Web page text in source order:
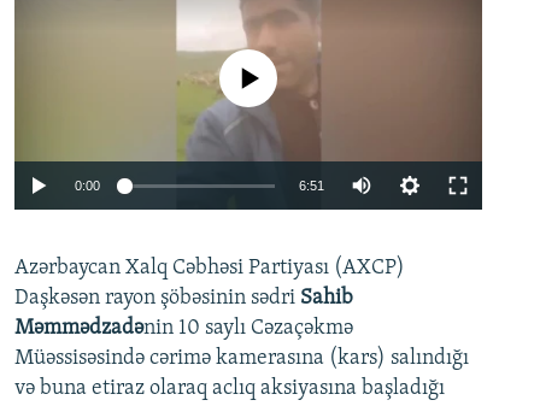
Auto 240p 360p
720p 1080p
No media source currently available
0:00 6:51
360p
720p
1080p
Azərbaycan Xalq Cəbhəsi Partiyası (AXCP)
Daşkəsən rayon şöbəsinin sədri Sahib
Məmmədzadənin 10 saylı Cəzaçəkmə
Müəssisəsində cərimə kamerasına (kars) salındığı
və buna etiraz olaraq aclıq aksiyasına başladığı